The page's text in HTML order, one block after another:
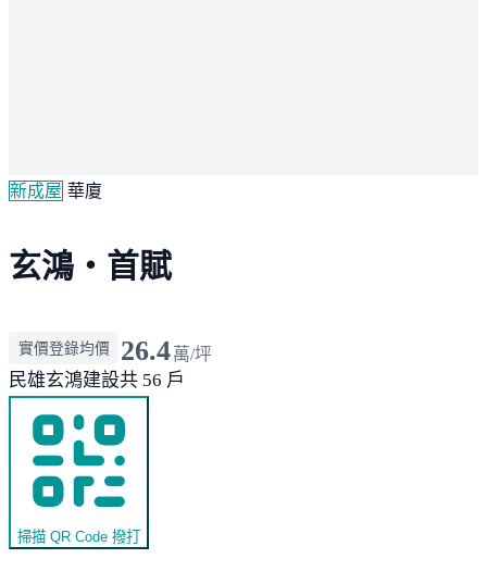
新成屋 華廈
玄鴻・首賦
實價登錄均價 26.4萬/坪
民雄玄鴻建設共 56 戶
掃描 QR Code 撥打